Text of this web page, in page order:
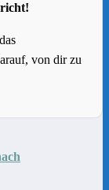
von dir zu